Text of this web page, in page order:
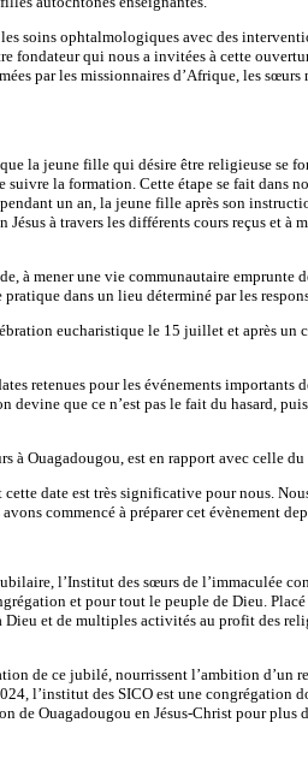
soins ophtalmologiques avec des
qui nous a invitées à cette
par les missionnaires d’Afrique, les
la jeune fille qui désire être religieuse
la formation. Cette étape se fait dans
un an, la jeune fille après son
à travers les différents cours reçus et
mener une vie communautaire emprunte
dans un lieu déterminé par les
eucharistique le 15 juillet et après un
retenues pour les événements importants
que ce n’est pas le fait du hasard,
à Ouagadougou, est en rapport avec celle
date est très significative pour nous.
commencé à préparer cet évènement
l’Institut des sœurs de l’immaculée
et pour tout le peuple de Dieu.
et de multiples activités au profit des
de ce jubilé, nourrissent l’ambition
l’institut des SICO est une congrégation
Ouagadougou en Jésus-Christ pour